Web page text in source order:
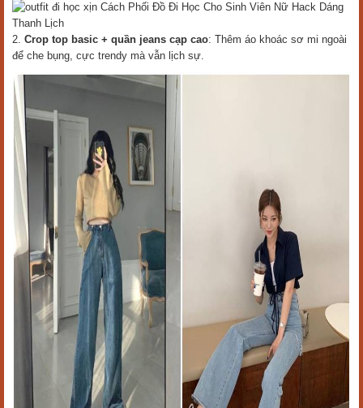
Cách Phối Đồ Đi Học Cho Sinh Viên Nữ Hack Dáng
Thanh Lịch
2. Crop top basic + quần jeans cạp cao: Thêm áo khoác sơ mi ngoài
để che bụng, cực trendy mà vẫn lịch sự.